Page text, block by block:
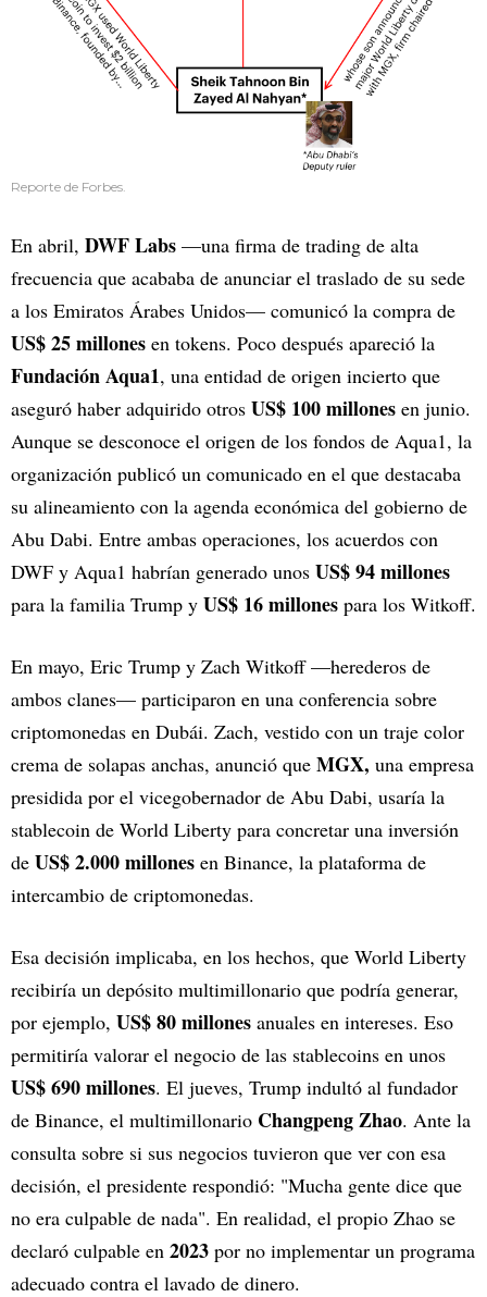
Reporte de Forbes.
En abril, DWF Labs —una firma de trading de alta
frecuencia que acababa de anunciar el traslado de su sede
a los Emiratos Árabes Unidos— comunicó la compra de
US$ 25 millones en tokens. Poco después apareció la
Fundación Aqua1, una entidad de origen incierto que
aseguró haber adquirido otros US$ 100 millones en junio.
Aunque se desconoce el origen de los fondos de Aqua1, la
organización publicó un comunicado en el que destacaba
su alineamiento con la agenda económica del gobierno de
Abu Dabi. Entre ambas operaciones, los acuerdos con
DWF y Aqua1 habrían generado unos US$ 94 millones
para la familia Trump y US$ 16 millones para los Witkoff.
En mayo, Eric Trump y Zach Witkoff —herederos de
ambos clanes— participaron en una conferencia sobre
criptomonedas en Dubái. Zach, vestido con un traje color
crema de solapas anchas, anunció que MGX, una empresa
presidida por el vicegobernador de Abu Dabi, usaría la
stablecoin de World Liberty para concretar una inversión
de US$ 2.000 millones en Binance, la plataforma de
intercambio de criptomonedas.
Esa decisión implicaba, en los hechos, que World Liberty
recibiría un depósito multimillonario que podría generar,
por ejemplo, US$ 80 millones anuales en intereses. Eso
permitiría valorar el negocio de las stablecoins en unos
US$ 690 millones. El jueves, Trump indultó al fundador
de Binance, el multimillonario Changpeng Zhao. Ante la
consulta sobre si sus negocios tuvieron que ver con esa
decisión, el presidente respondió: "Mucha gente dice que
no era culpable de nada". En realidad, el propio Zhao se
declaró culpable en 2023 por no implementar un programa
adecuado contra el lavado de dinero.